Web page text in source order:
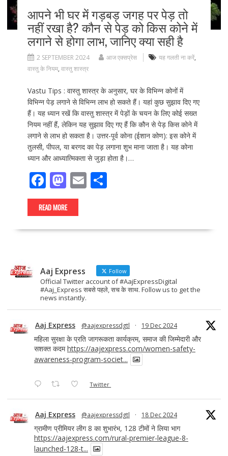
आपने भी घर में गड़बड़ जगह पर पेड़ तो
नहीं रखा है? कौन से पेड़ को किस कोने में
लगाने से होगा लाभ, जानिए क्या सही है
2 SEPTEMBER 2024 आज एक्सप्रेस यह गलती ना करें,
वास्तु के नियम, वास्तु शास्त्र
Vastu Tips : वास्तु शास्त्र के अनुसार, घर के विभिन्न कोनों में
विभिन्न पेड़ लगाने से विभिन्न लाभ हो सकते हैं। यहां कुछ सुझाव दिए गए
हैं। यह ध्यान रखें कि वास्तु शास्त्र में पेड़ों के चयन के लिए कोई सख्त
नियम नहीं हैं, लेकिन यह सुझाव दिए गए हैं कि कौन से पेड़ किस कोने में
लगाने से लाभ हो सकता है। उत्तर-पूर्व कोना (ईशान कोण): इस कोने में
तुलसी, पीपल, या बरगद का पेड़ लगाना शुभ माना जाता है। यह कोना
ध्यान और आध्यात्मिकता से जुड़ा होता है।…
F
ac
e
b
k
M
as
to
d
E
l
S
e
READ MORE
Aaj Express Follow
Official Twitter account of #AajExpressDigital
#Aaj_Express सबसे पहले, सच के साथ. Follow us to get the
news instantly.
Aaj Express @aajexpressdgtl · 19 Dec 2024
महिला सुरक्षा के प्रति जागरूकता कार्यक्रम, समाज की जिम्मेदारी और
सशक्त कदमhttps://aajexpress.com/women-safety-
awareness-program-societ...
Twitter
Aaj Express @aajexpressdgtl · 18 Dec 2024
ग्रामीण प्रीमियर लीग 8 का शुभारंभ, 128 टीमों ने लिया भाग
https://aajexpress.com/rural-premier-league-8-
launched-128-t...